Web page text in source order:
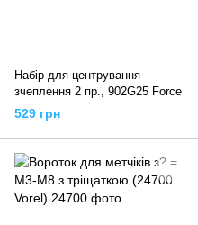
Набір для центрування
зчеплення 2 пр., 902G25 Force
529 грн